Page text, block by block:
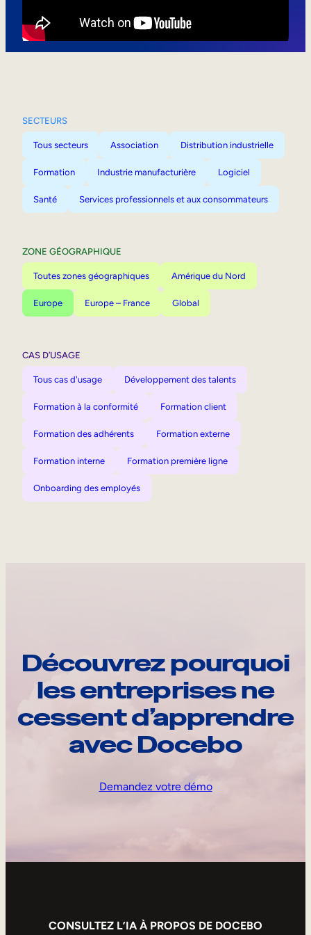
SECTEURS
Tous secteurs Association Distribution industrielle
Formation Industrie manufacturière Logiciel
Santé Services professionnels et aux consommateurs
ZONE GÉOGRAPHIQUE
Toutes zones géographiques Amérique du Nord
Europe Europe – France Global
CAS D’USAGE
Tous cas d'usage Développement des talents
Formation à la conformité Formation client
Formation des adhérents Formation externe
Formation interne Formation première ligne
Onboarding des employés
Découvrez pourquoi
les entreprises ne
cessent d’apprendre
avec Docebo
Demandez votre démo
CONSULTEZ L’IA À PROPOS DE DOCEBO